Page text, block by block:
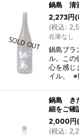
鍋島 清
2,273円(
(税込:
在庫なし
鍋島ブラ
ル。この
心を感じ
イル。
鍋島 き
細をご確
2,000円
(税込: